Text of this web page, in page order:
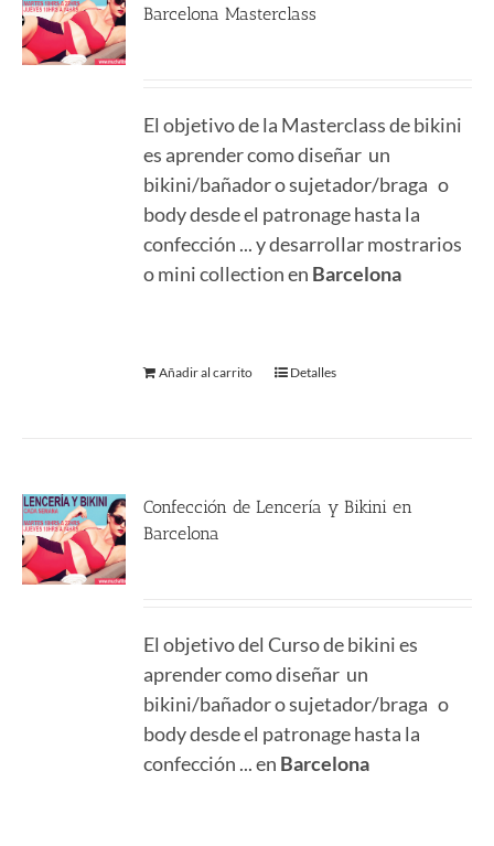
Barcelona Masterclass
El objetivo de la Masterclass de bikini
es aprender como diseñar un
bikini/bañador o sujetador/braga o
body desde el patronage hasta la
confección ... y desarrollar mostrarios
o mini collection en Barcelona
Añadir al carrito Detalles
Confección de Lencería y Bikini en
Barcelona
El objetivo del Curso de bikini es
aprender como diseñar un
bikini/bañador o sujetador/braga o
body desde el patronage hasta la
confección ... en Barcelona